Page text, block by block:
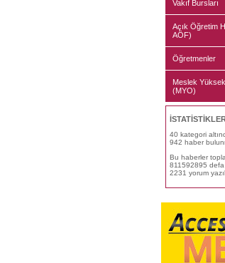
Vakıf Bursları
Açık Öğretim
AÖF)
Öğretmenler
Meslek
(MYO)
40 kategori
942 haber
Bu haberler
811592895
2231 yorum